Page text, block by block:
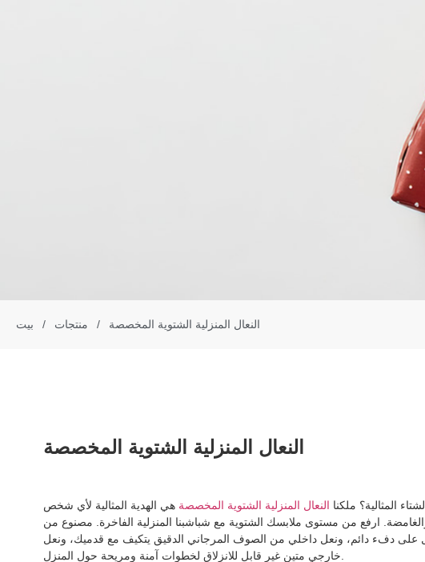
بيت / منتجات / النعال المنزلية الشتوية المخصصة
النعال المنزلية الشتوية المخصصة
المثالية؟ ملكنا النعال المنزلية الشتوية المخصصةهي الهدية المثالية لأي شخص
ارفع من مستوى ملابسك الشتوية مع شباشبنا المنزلية الفاخرة. مصنوع من
دفء دائم، ونعل داخلي من الصوف المرجاني الدقيق يتكيف مع قدميك، ونعل